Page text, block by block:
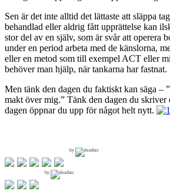
Sen är det inte alltid det lättaste att släppa
behandlad eller aldrig fått upprättelse kan
stor del av en själv, som är svår att operera
under en period arbeta med de känslorna,
eller en metod som till exempel ACT eller
behöver man hjälp, när tankarna har fastnat.
Men tänk den dagen du faktiskt kan säga –
makt över mig.” Tänk den dagen du skriver
dagen öppnar du upp för något helt nytt.
by
by